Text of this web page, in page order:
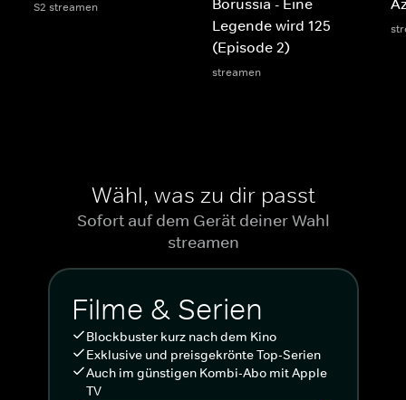
S2 streamen
Legende wird 125
(Episode 2)
streamen
Wähl, was zu dir passt
Sofort auf dem Gerät deiner Wahl
streamen
Filme & Serien
Blockbuster kurz nach dem Kino
Exklusive und preisgekrönte Top-Serien
Auch im günstigen Kombi-Abo mit Apple
TV